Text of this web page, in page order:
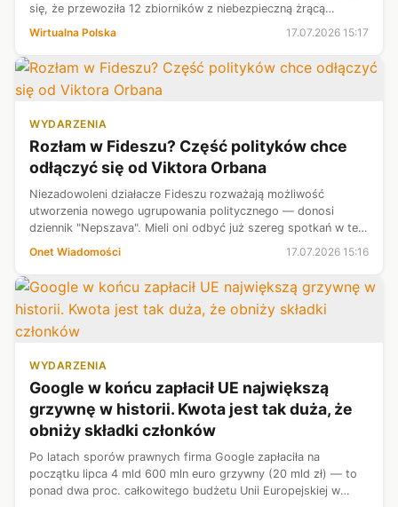
się, że przewoziła 12 zbiorników z niebezpieczną żrącą
Wirtualna Polska 17.07.2026 15:17
WYDARZENIA
Rozłam w Fideszu? Część polityków chce
odłączyć się od Viktora Orbana
Niezadowoleni działacze Fideszu rozważają możliwość
utworzenia nowego ugrupowania politycznego — donosi
dziennik "Nepszava". Mieli oni odbyć już szereg spotkań w tej
sprawie. Viktor Orban do tej pory nie zabrał głosu w tej
Onet Wiadomości 17.07.2026 15:16
WYDARZENIA
Google w końcu zapłacił UE największą
grzywnę w historii. Kwota jest tak duża, że
obniży składki członków
Po latach sporów prawnych firma Google zapłaciła na
początku lipca 4 mld 600 mln euro grzywny (20 mld zł) — to
ponad dwa proc. całkowitego budżetu Unii Europejskiej w